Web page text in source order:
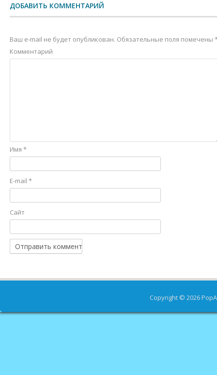
ДОБАВИТЬ КОММЕНТАРИЙ
Ваш e-mail не будет опубликован. Обязательные поля помечены
Комментарий
Имя *
E-mail *
Сайт
Copyright © 2026